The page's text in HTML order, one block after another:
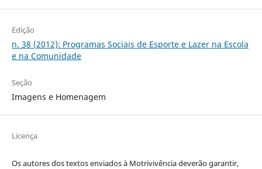
Edição
n. 38 (2012): Programas Sociais de Esporte e Lazer na Escola
e na Comunidade
Seção
Imagens e Homenagem
Licença
Os autores dos textos enviados à Motrivivência deverão garantir,